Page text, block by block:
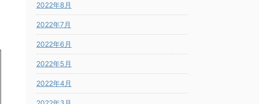
2022年8月
2022年7月
2022年6月
2022年5月
2022年4月